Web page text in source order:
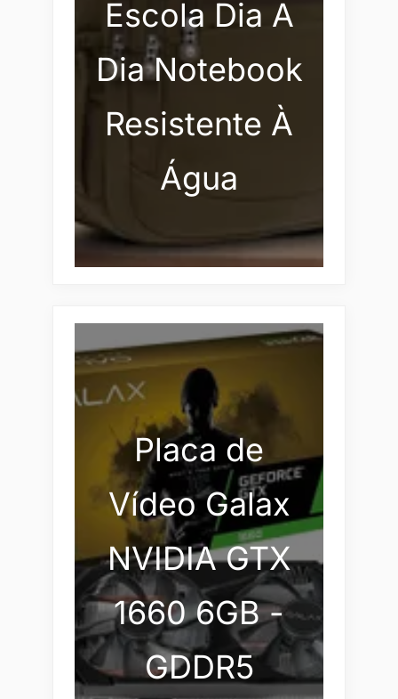
Escola Dia A
Dia Notebook
Resistente À
Água
Placa de
Vídeo Galax
NVIDIA GTX
1660 6GB -
GDDR5